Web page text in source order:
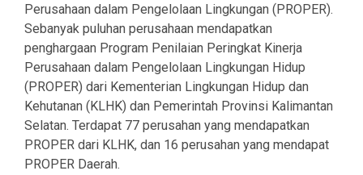
Perusahaan dalam Pengelolaan Lingkungan (PROPER).
Sebanyak puluhan perusahaan mendapatkan
penghargaan Program Penilaian Peringkat Kinerja
Perusahaan dalam Pengelolaan Lingkungan Hidup
(PROPER) dari Kementerian Lingkungan Hidup dan
Kehutanan (KLHK) dan Pemerintah Provinsi Kalimantan
Selatan. Terdapat 77 perusahan yang mendapatkan
PROPER dari KLHK, dan 16 perusahan yang mendapat
PROPER Daerah.